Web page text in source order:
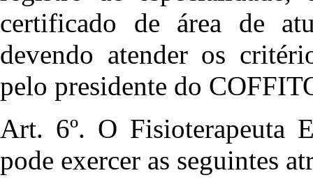
certificado de área de
devendo atender os
pelo presidente do
Art. 6º. O Fisioterapeuta
pode exercer as seguintes